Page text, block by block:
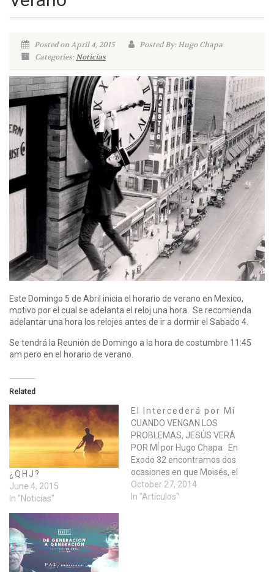
Posted on April 4, 2015
Posted By: Hugo Chapa
Categories:Noticias
Este Domingo 5 de Abril inicia el horario de verano en Mexico,
motivo por el cual se adelanta el reloj una hora. Se recomienda
adelantar una hora los relojes antes de ir a dormir el Sabado 4.
Se tendrá la Reunión de Domingo a la hora de costumbre 11:45
am pero en el horario de verano.
Related
¿QHJ?
June 4, 2015
In "Noticias"
El Intercederá por Mí
CUANDO VENGAN LOS
PROBLEMAS, JESÚS VERÁ
POR MÍ por Hugo Chapa En
Exodo 32 encontramos dos
ocasiones en que Moisés, el
líder que guió al pueblo de
Israel hacia su libertad de la
October 27, 2014
In "Artículos"